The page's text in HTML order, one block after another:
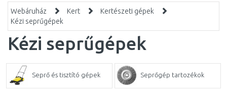
Webáruház Kert
Kertészeti gépek
Kézi seprűgépek
Kézi seprűgépek
Seprő és tisztító gépek Seprőgép tartozékok